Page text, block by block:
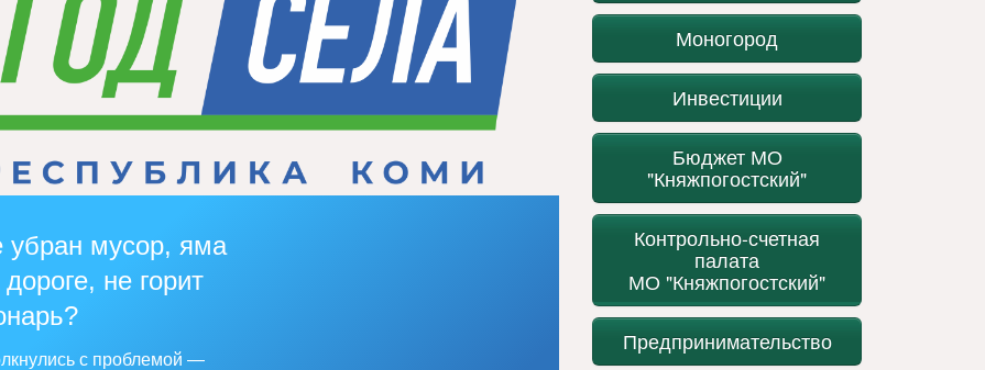
убран мусор, яма
не горит
с проблемой —
Моногород
Инвестиции
Бюджет МО
"Княжпогостский"
Контрольно-счетная
палата
МО "Княжпогостский"
Предпринимательство